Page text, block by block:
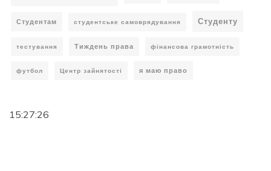
Студентам студентське самоврядування Студенту
тестування Тиждень права фінансова грамотність
футбол Центр зайнятості я маю право
15:27:27